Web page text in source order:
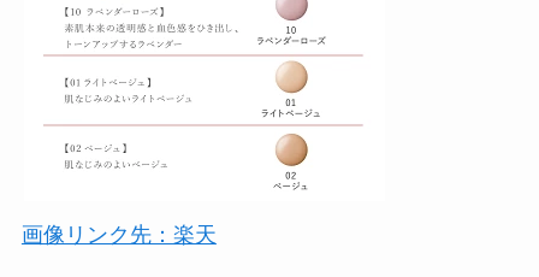
画像リンク先：楽天